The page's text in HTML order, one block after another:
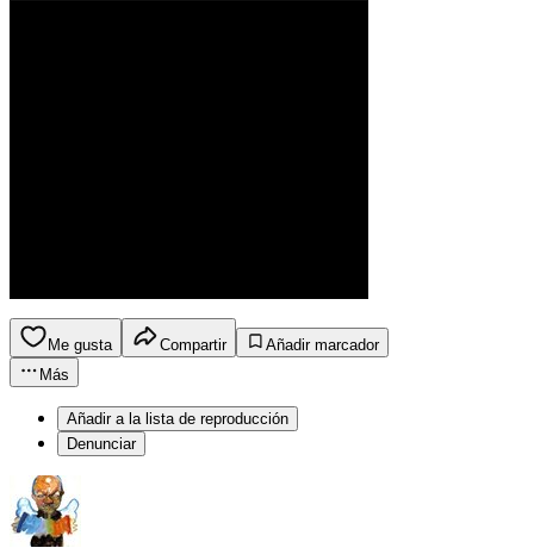
Me gusta Compartir
Añadir marcador
Más
Añadir a la lista de reproducción
Denunciar